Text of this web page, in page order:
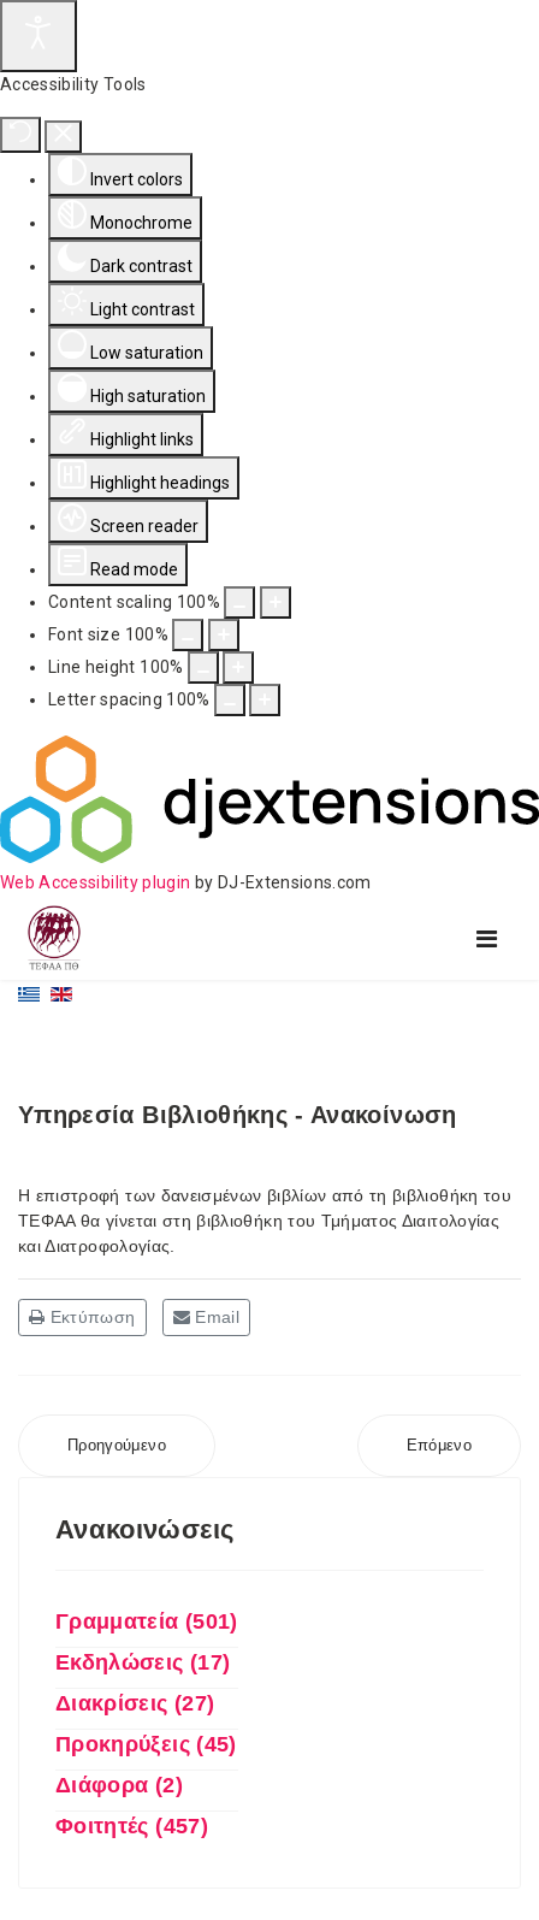
Accessibility Tools
Invert colors
Monochrome
Dark contrast
Light contrast
Low saturation
High saturation
Highlight links
Highlight headings
Screen reader
Read mode
Content scaling 100%
Font size 100%
Line height 100%
Letter spacing 100%
Web Accessibility plugin by DJ-Extensions.com
Υπηρεσία Βιβλιοθήκης - Ανακοίνωση
Η επιστροφή των δανεισμένων βιβλίων από τη βιβλιοθήκη του
ΤΕΦΑΑ θα γίνεται στη βιβλιοθήκη του Τμήματος Διαιτολογίας
και Διατροφολογίας.
Εκτύπωση Email
Προηγούμενο Επόμενο
Ανακοινώσεις
Γραμματεία (501)
Εκδηλώσεις (17)
Διακρίσεις (27)
Προκηρύξεις (45)
Διάφορα (2)
Φοιτητές (457)